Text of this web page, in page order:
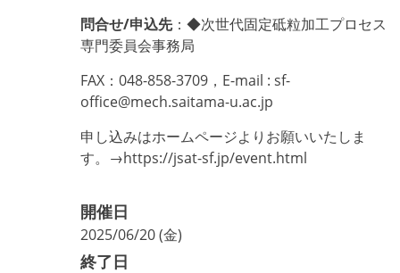
問合せ/申込先：◆次世代固定砥粒加工プロセス
専門委員会事務局
FAX ：048-858-3709，E-mail : sf-
office@mech.saitama-u.ac.jp
申し込みはホームページよりお願いいたしま
す。→https://jsat-sf.jp/event.html
開催日
2025/06/20 (金)
終了日